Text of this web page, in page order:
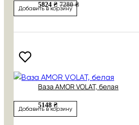
5824 ₴ 7280 ₴
Добавить в корзину
Ваза AMOR VOLAT, белая
5148 ₴
Добавить в корзину